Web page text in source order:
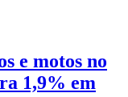
e motos no
1,9% em